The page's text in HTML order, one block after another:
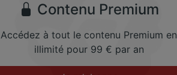
Contenu Premium
Accédez à tout le contenu Premium en
illimité pour 99 € par an